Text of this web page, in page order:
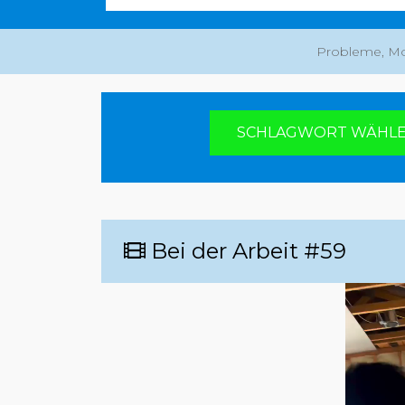
Probleme,
Du hast die
SCHLAGWORT
Bei der Arbeit #59